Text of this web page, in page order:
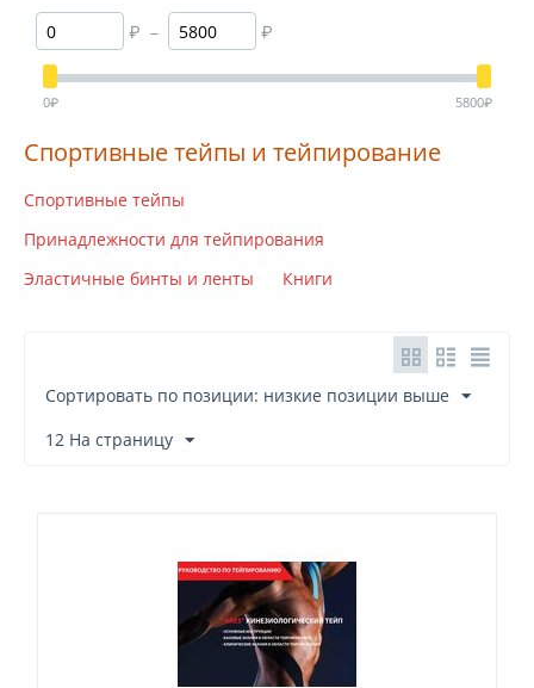
₽ – ₽
0₽ 5800₽
Спортивные тейпы и тейпирование
Спортивные тейпы
Принадлежности для тейпирования
Эластичные бинты и ленты
Книги
Сортировать по позиции: низкие позиции выше
12 На страницу